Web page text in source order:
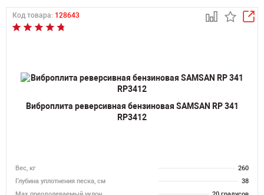
Код товара: 128643
Виброплита реверсивная бензиновая SAMSAN RP 341
RP3412
Вес, кг
260
Глубина уплотнения песка, см
38